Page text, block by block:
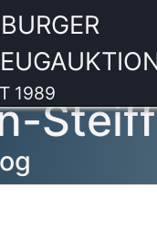
1989